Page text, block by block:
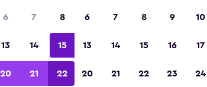
des informations sur toutes
Aéroport de Sacramento Intl, y
6 7 8
13 14 15
20 21 22
6 7 8 9 10
13 14 15 16 17
20 21 22 23 24